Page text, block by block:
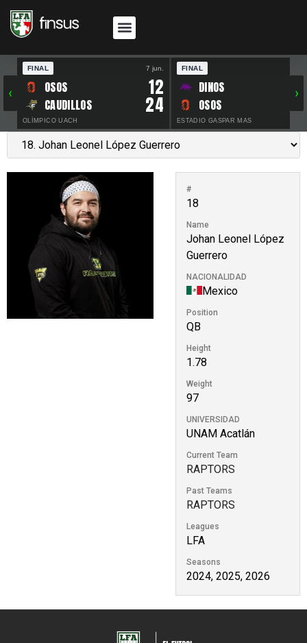
‹
FINAL 7 jun.
OSOS 12
CAUDILLOS 24
OLÍMPICO UACH
FINAL
DINOS
OSOS
ESTADIO GASPAR MAS
›
#
18
Name
Johan Leonel López
Guerrero
NACIONALIDAD
Mexico
Position
QB
Height
1.78
Weight
97
UNIVERSIDAD
UNAM Acatlán
Current Team
RAPTORS
Past Teams
RAPTORS
Leagues
LFA
Seasons
2024, 2025, 2026